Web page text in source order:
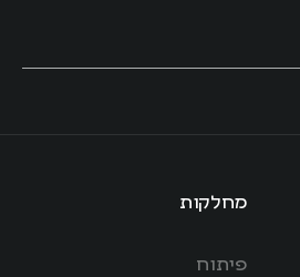
מחלקות
פיתוח